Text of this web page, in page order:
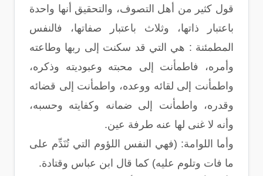
قول كثير من أهل التصوف، والتحقيق أنها واحدة
باعتبار ذاتها، وثلاث باعتبار صفاتها، فالنفس
المطمئنة : هي التي قد سكنت إلى ربها وطاعته
وأمره، فاطمأنت إلى محبته وعبوديته وذكره،
واطمأنت إلى لقائه ووعده، واطمأنت إلى قضائه
وقدره، واطمأنت إلى ضمانه وكفايته وحسبه،
وأنه لا غنى لها عنه طرفة عين.
وأما اللوامة: (فهي النفس اللؤوم التي تُنَدِّم على
ما فات وتلوم عليه) كما قال ابن عباس وقتادة.